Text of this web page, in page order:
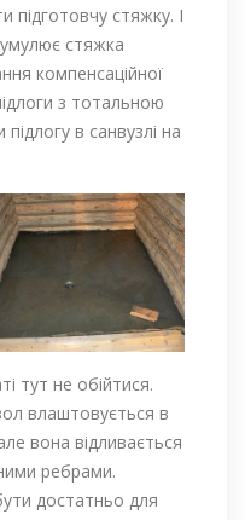
підготовчу стяжку. І
стяжка
компенсаційної
з тотальною
підлогу в санвузлі на
тут не обійтися.
влаштовується в
вона відливається
ребрами.
достатньо для